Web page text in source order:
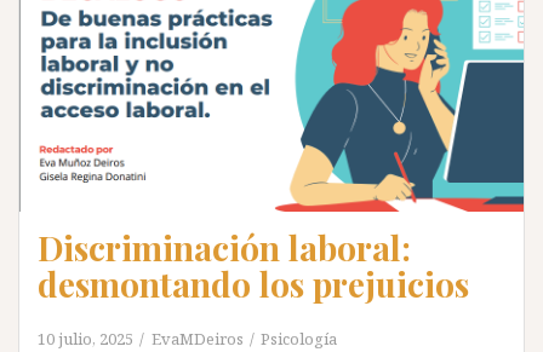
Discriminación laboral:
desmontando los prejuicios
10 julio, 2025 EvaMDeiros Psicología